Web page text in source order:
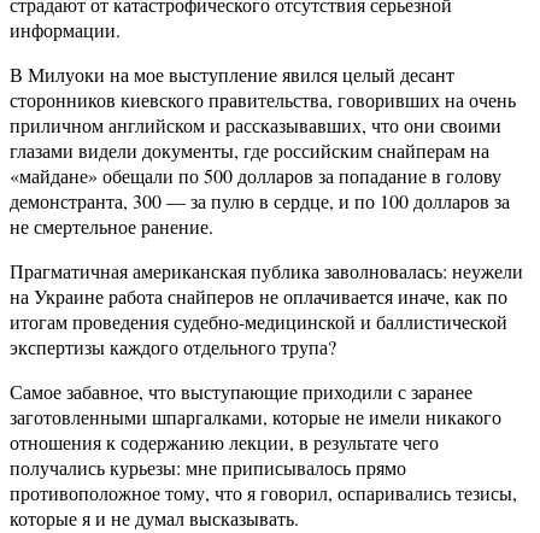
информации.
В Милуоки на мое выступление явился целый десант
сторонников киевского правительства, говоривших на очень
приличном английском и рассказывавших, что они своими
глазами видели документы, где российским снайперам на
«майдане» обещали по 500 долларов за попадание в голову
демонстранта, 300 — за пулю в сердце, и по 100 долларов за
не смертельное ранение.
Прагматичная американская публика заволновалась: неужели
на Украине работа снайперов не оплачивается иначе, как по
итогам проведения судебно-медицинской и баллистической
экспертизы каждого отдельного трупа?
Самое забавное, что выступающие приходили с заранее
заготовленными шпаргалками, которые не имели никакого
отношения к содержанию лекции, в результате чего
получались курьезы: мне приписывалось прямо
противоположное тому, что я говорил, оспаривались тезисы,
которые я и не думал высказывать.